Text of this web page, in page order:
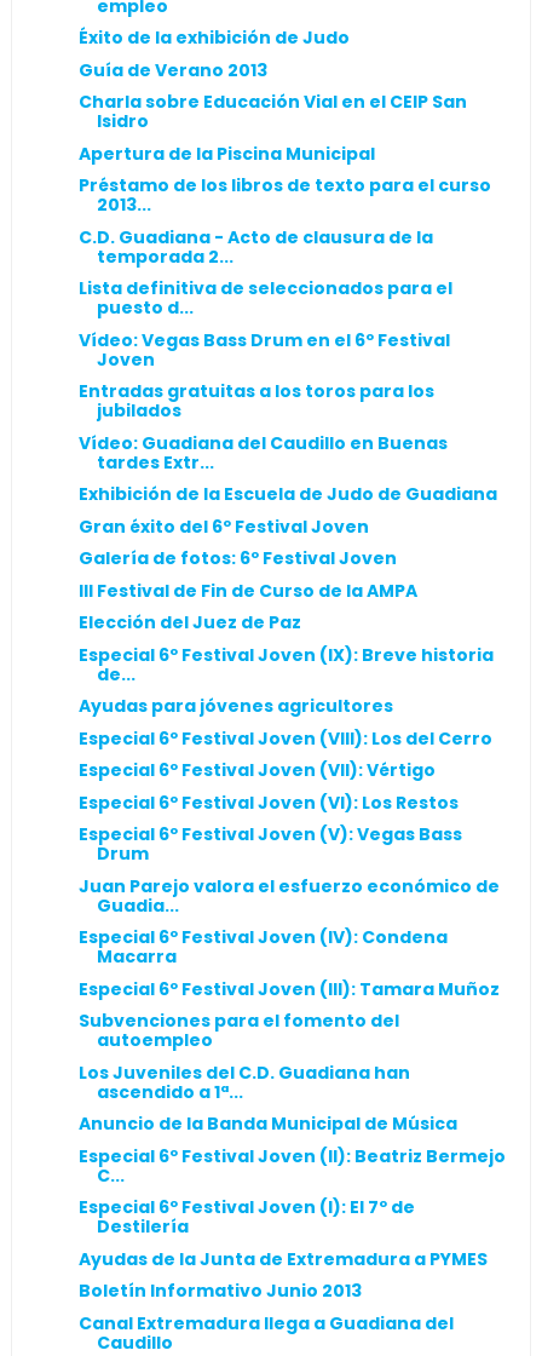
empleo
Éxito de la exhibición de Judo
Guía de Verano 2013
Charla sobre Educación Vial en el CEIP San
Isidro
Apertura de la Piscina Municipal
Préstamo de los libros de texto para el curso
2013...
C.D. Guadiana - Acto de clausura de la
temporada 2...
Lista definitiva de seleccionados para el
puesto d...
Vídeo: Vegas Bass Drum en el 6º Festival
Joven
Entradas gratuitas a los toros para los
jubilados
Vídeo: Guadiana del Caudillo en Buenas
tardes Extr...
Exhibición de la Escuela de Judo de Guadiana
Gran éxito del 6º Festival Joven
Galería de fotos: 6º Festival Joven
III Festival de Fin de Curso de la AMPA
Elección del Juez de Paz
Especial 6º Festival Joven (IX): Breve historia
de...
Ayudas para jóvenes agricultores
Especial 6º Festival Joven (VIII): Los del Cerro
Especial 6º Festival Joven (VII): Vértigo
Especial 6º Festival Joven (VI): Los Restos
Especial 6º Festival Joven (V): Vegas Bass
Drum
Juan Parejo valora el esfuerzo económico de
Guadia...
Especial 6º Festival Joven (IV): Condena
Macarra
Especial 6º Festival Joven (III): Tamara Muñoz
Subvenciones para el fomento del
autoempleo
Los Juveniles del C.D. Guadiana han
ascendido a 1ª...
Anuncio de la Banda Municipal de Música
Especial 6º Festival Joven (II): Beatriz Bermejo
C...
Especial 6º Festival Joven (I): El 7º de
Destilería
Ayudas de la Junta de Extremadura a PYMES
Boletín Informativo Junio 2013
Canal Extremadura llega a Guadiana del
Caudillo